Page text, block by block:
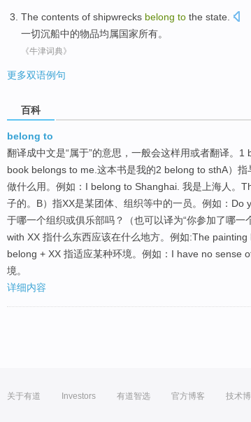
The contents of shipwrecks belong to the state
一切沉船中的物品均属国家所有。
《牛津词典》
更多双语例句
百科
belong to
翻译成中文是“属于”的意思，一般会这样用或者翻译。
book belongs to me.这本书是我的2 belong to sthA）
做什么用。例如：I belong to Shanghai. 我是上海人。
子的。B）指XX是某团体、组织等中的一员。例如：
于哪一个组织或俱乐部吗？（也可以译为“你参加了哪
with XX 指什么东西应该在什么地方。例如:The
belong + XX 指适应某种环境。例如：I have no sense
境。
详细内容
关于有道 Investors 有道智选 官方博客 技术